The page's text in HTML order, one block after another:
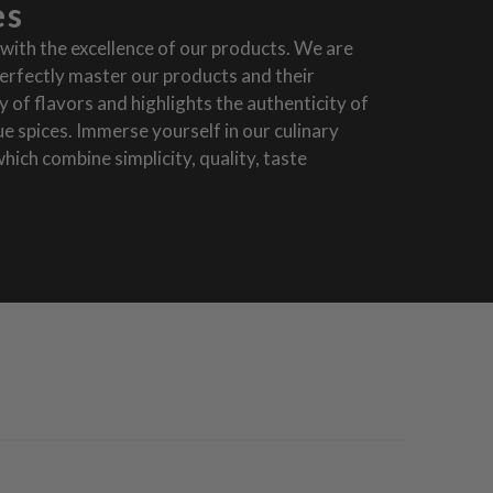
the excellence of our products. We are
master our products and their
of flavors and highlights the authenticity of
spices. Immerse yourself in our culinary
combine simplicity, quality, taste